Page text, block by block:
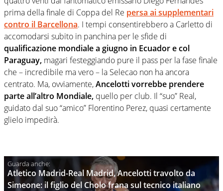
prima della finale di Coppa del Re persa ai supplementari
contro il Barcellona. I tempi consentirebbero a Carletto di
accomodarsi subito in panchina per le sfide di
qualificazione mondiale a giugno in Ecuador e col
Paraguay, magari festeggiando pure il pass per la fase finale
che – incredibile ma vero – la Selecao non ha ancora
centrato. Ma, ovviamente,Ancelotti vorrebbe prendere
parte all’altro Mondiale, quello per club. Il “suo” Real,
guidato dal suo “amico” Florentino Perez, quasi certamente
glielo impedirà.
Atletico Madrid-Real Madrid, Ancelotti travolto da
Simeone: il figlio del Cholo frana sul tecnico italiano